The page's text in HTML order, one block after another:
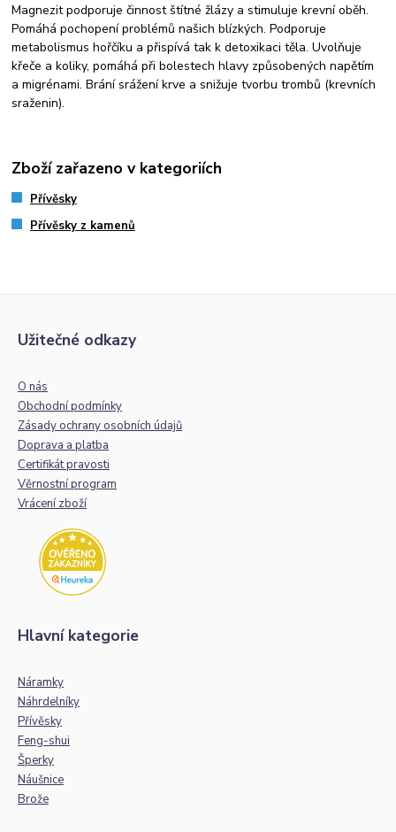
Magnezit podporuje činnost štítné žlázy a stimuluje krevní oběh.
Pomáhá pochopení problémů našich blízkých. Podporuje
metabolismus hořčíku a přispívá tak k detoxikaci těla. Uvolňuje
křeče a koliky, pomáhá při bolestech hlavy způsobených napětím
a migrénami. Brání srážení krve a snižuje tvorbu trombů (krevních
sraženin).
Zboží zařazeno v kategoriích
Přívěsky
Přívěsky z kamenů
Užitečné odkazy
O nás
Obchodní podmínky
Zásady ochrany osobních údajů
Doprava a platba
Certifikát pravosti
Věrnostní program
Vrácení zboží
Hlavní kategorie
Náramky
Náhrdelníky
Přívěsky
Feng-shui
Šperky
Náušnice
Brože